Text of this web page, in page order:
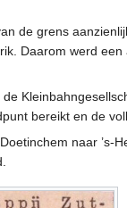
de grens
Daarom werd een
bereikt en de
naar ’s-